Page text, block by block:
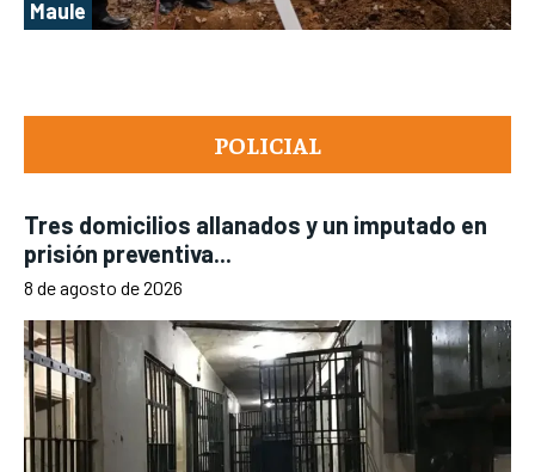
POLICIAL
Tres domicilios allanados y un imputado en
prisión preventiva...
8 de agosto de 2026
Maule